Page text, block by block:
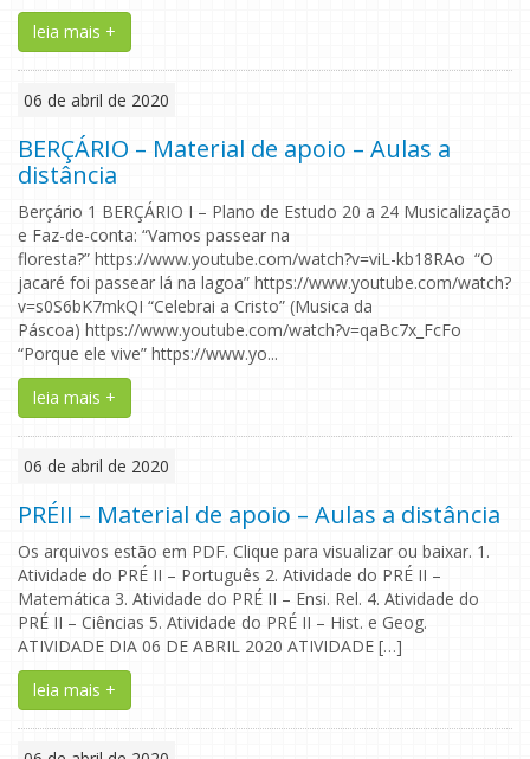
leia mais +
06 de abril de 2020
BERÇÁRIO – Material de apoio – Aulas a
distância
Berçário 1 BERÇÁRIO I – Plano de Estudo 20 a 24 Musicalização
e Faz-de-conta: “Vamos passear na
floresta?” https://www.youtube.com/watch?v=viL-kb18RAo “O
jacaré foi passear lá na lagoa” https://www.youtube.com/watch?
v=s0S6bK7mkQI “Celebrai a Cristo” (Musica da
Páscoa) https://www.youtube.com/watch?v=qaBc7x_FcFo
“Porque ele vive” https://www.yo...
leia mais +
06 de abril de 2020
PRÉII – Material de apoio – Aulas a distância
Os arquivos estão em PDF. Clique para visualizar ou baixar. 1.
Atividade do PRÉ II – Português 2. Atividade do PRÉ II –
Matemática 3. Atividade do PRÉ II – Ensi. Rel. 4. Atividade do
PRÉ II – Ciências 5. Atividade do PRÉ II – Hist. e Geog.
ATIVIDADE DIA 06 DE ABRIL 2020 ATIVIDADE […]
leia mais +